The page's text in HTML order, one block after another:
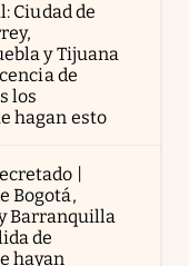
Ciudad de
y Tijuana
de
los
hagan esto
|
Bogotá,
Barranquilla
de
hayan